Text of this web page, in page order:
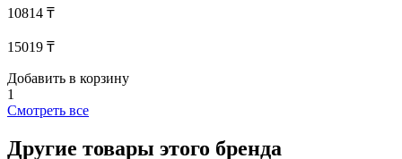
10814 ₸
15019 ₸
Добавить в корзину
1
Смотреть все
Другие товары этого бренда